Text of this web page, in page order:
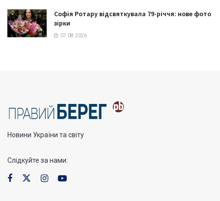
Софія Ротару відсвяткувала 79-річчя: нове фото
зірки
07.08.2026
Новини України та світу
Слідкуйте за нами: